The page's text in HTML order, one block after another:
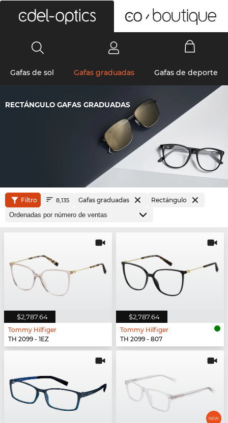
Gafas de sol Gafas graduadas Gafas de deporte
RECTÁNGULO GAFAS GRADUADAS
Filtro 8,135 Gafas graduadas Rectángulo
$2,787.64
Tommy Hilfiger
TH 2099 - 1EZ
$2,787.64
Tommy Hilfiger
TH 2099 - 807